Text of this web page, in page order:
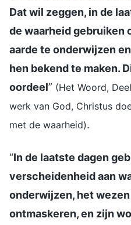
Dat wil zeggen, in de
de waarheid gebruiken
aarde te onderwijzen
hen bekend te maken.
oordeel” (Het Woord,
werk van God, Christus
met de waarheid).
“In de laatste dagen
verscheidenheid aan
onderwijzen, het
ontmaskeren, en zijn